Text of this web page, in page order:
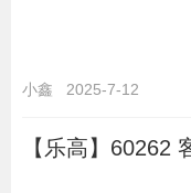
小鑫 2025-7-12
【乐高】60262